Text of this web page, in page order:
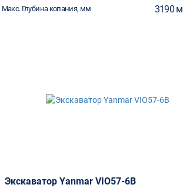
Макс. Глубина копания, мм 3190
Экскаватор Yanmar VIO57-6B